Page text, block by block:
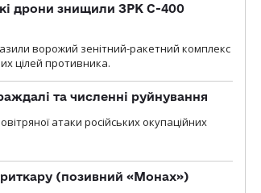
дрони знищили ЗРК С-400
ворожий зенітний-ракетний комплекс
цілей противника.
та численні руйнування
атаки російських окупаційних
(позивний «Монах»)